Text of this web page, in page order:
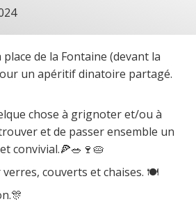
place de la Fontaine (devant la
un apéritif dinatoire partagé.
chose à grignoter et/ou à
et de passer ensemble un
convivial.🍕🥗🍷🥧
couverts et chaises. 🍽